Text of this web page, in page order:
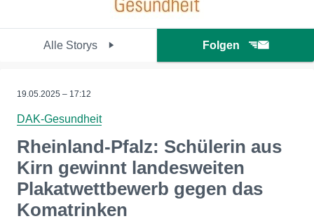
Alle Storys Folgen
19.05.2025 – 17:12
DAK-Gesundheit
Rheinland-Pfalz: Schülerin aus
Kirn gewinnt landesweiten
Plakatwettbewerb gegen das
Komatrinken